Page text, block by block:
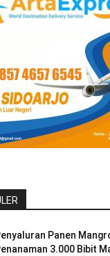
Panen
3.000 Bibit